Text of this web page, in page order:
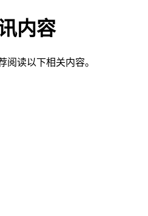
内容
阅读以下相关内容。